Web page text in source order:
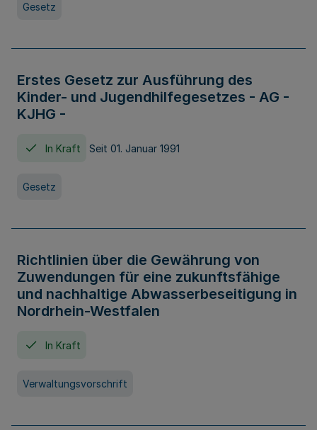
Gesetz
Erstes Gesetz zur Ausführung des
Kinder- und Jugendhilfegesetzes - AG -
KJHG -
In Kraft Seit 01. Januar 1991
Gesetz
Richtlinien über die Gewährung von
Zuwendungen für eine zukunftsfähige
und nachhaltige Abwasserbeseitigung in
Nordrhein-Westfalen
In Kraft
Verwaltungsvorschrift